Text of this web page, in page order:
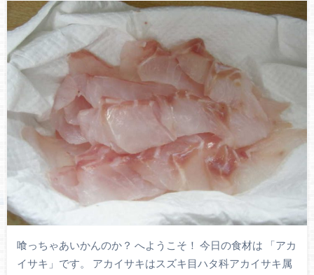
喰っちゃあいかんのか？ へようこそ！ 今日の食材は 「アカ
イサキ」です。 アカイサキはスズキ目ハタ科アカイサキ属